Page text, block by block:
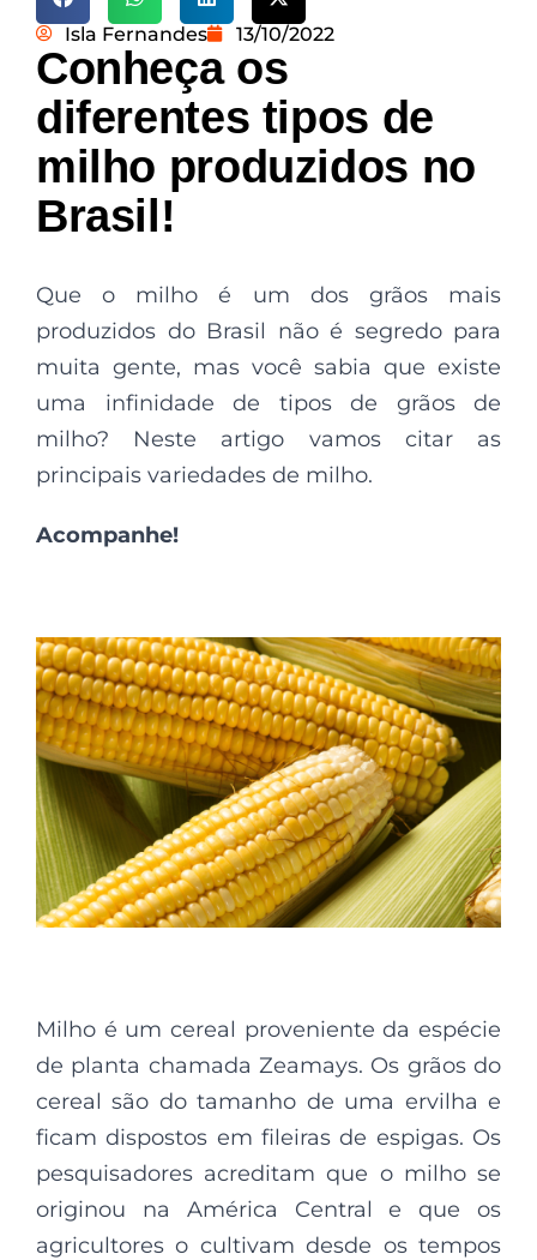
Isla Fernandes 13/10/2022
Conheça os
diferentes tipos de
milho produzidos no
Brasil!
Que o milho é um dos grãos mais
produzidos do Brasil não é segredo para
muita gente, mas você sabia que existe
uma infinidade de tipos de grãos de
milho? Neste artigo vamos citar as
principais variedades de milho.
Acompanhe!
Milho é um cereal proveniente da espécie
de planta chamada Zeamays. Os grãos do
cereal são do tamanho de uma ervilha e
ficam dispostos em fileiras de espigas. Os
pesquisadores acreditam que o milho se
originou na América Central e que os
agricultores o cultivam desde os tempos